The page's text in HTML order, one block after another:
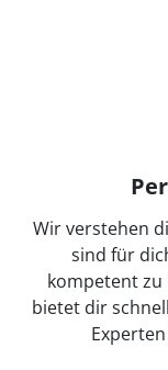
Wir verstehen
sind für
kompetent zu
bietet dir